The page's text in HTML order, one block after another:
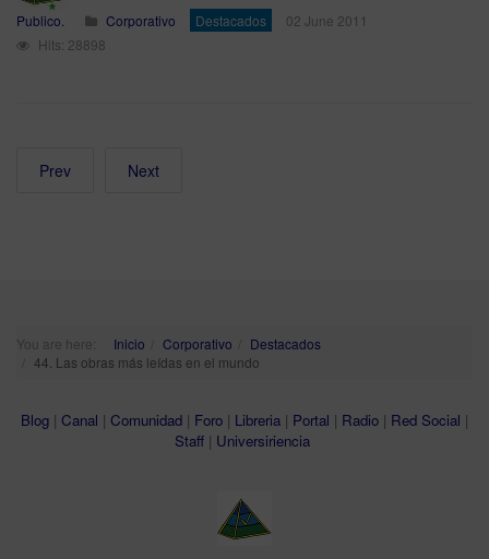
Publico. Corporativo Destacados
02 June 2011
Hits: 28898
Prev Next
You are here: Inicio Corporativo
Destacados
44. Las obras más leídas en el mundo
Blog | Canal | Comunidad | Foro | Libreria | Portal | Radio | Red Social |
Staff | Universiriencia